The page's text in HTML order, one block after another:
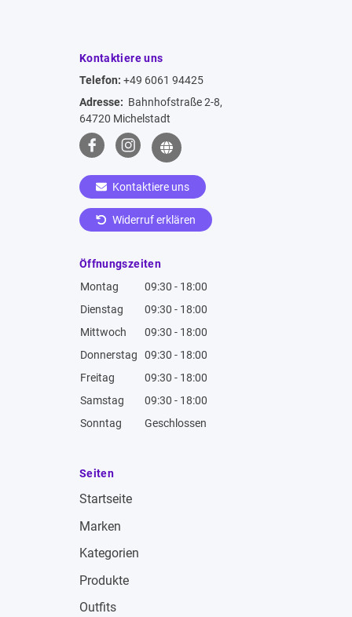
Kontaktiere uns
Telefon: +49 6061 94425
Adresse: Bahnhofstraße 2-8,
64720 Michelstadt
Kontaktiere uns
Widerruf erklären
Öffnungszeiten
Montag
09:30 - 18:00
Dienstag
09:30 - 18:00
Mittwoch
09:30 - 18:00
Donnerstag
09:30 - 18:00
Freitag
09:30 - 18:00
Samstag
09:30 - 18:00
Sonntag
Geschlossen
Seiten
Startseite
Marken
Kategorien
Produkte
Outfits